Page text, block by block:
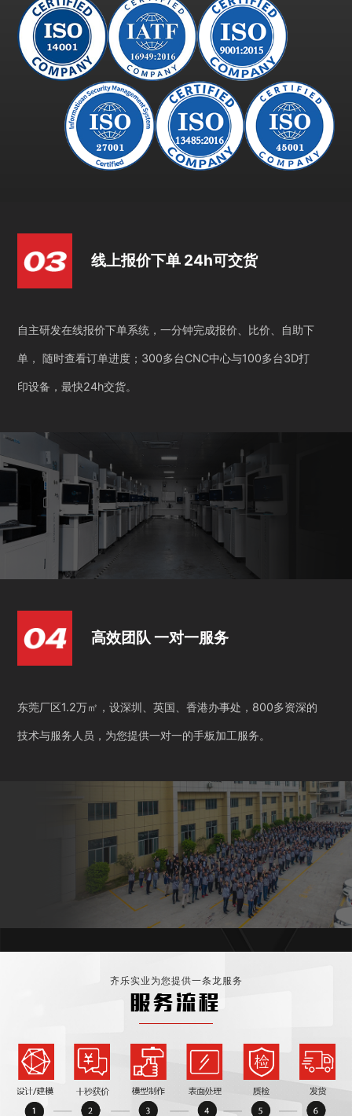
线上报价下单 24h可交货
自主研发在线报价下单系统，一分钟完成报价、比价、自助下
单， 随时查看订单进度；300多台CNC中心与100多台3D打
印设备，最快24h交货。
高效团队 一对一服务
东莞厂区1.2万㎡，设深圳、英国、香港办事处，800多资深的
技术与服务人员，为您提供一对一的手板加工服务。
齐乐实业为您提供一条龙服务
服务流程